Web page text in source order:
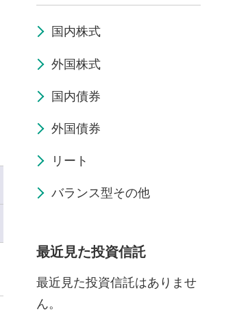
国内株式
外国株式
国内債券
外国債券
リート
バランス型その他
最近見た投資信託
最近見た投資信託はありませ
ん。